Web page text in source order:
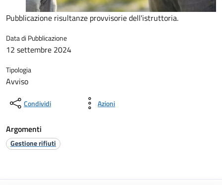
Pubblicazione risultanze provvisorie dell'istruttoria.
Data di Pubblicazione
12 settembre 2024
Tipologia
Avviso
Condividi Azioni
Argomenti
Gestione rifiuti